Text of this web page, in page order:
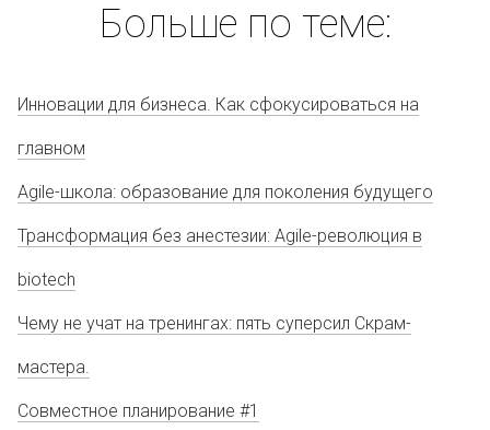
Больше по теме:
Инновации для бизнеса. Как сфокусироваться на
главном
Agile-школа: образование для поколения будущего
Трансформация без анестезии: Agile-революция в
biotech
Чему не учат на тренингах: пять суперсил Скрам-
мастера.
Совместное планирование #1